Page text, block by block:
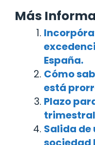
Más
España.
Cómo
está
Plazo
Salida de